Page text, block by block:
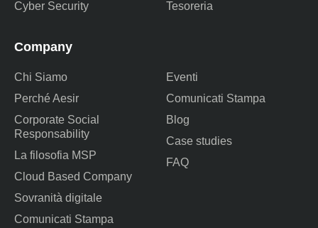
Cyber Security
Tesoreria
Company
Chi Siamo
Perché Aesir
Corporate Social
Responsability
La filosofia MSP
Cloud Based Company
Sovranità digitale
Comunicati Stampa
Eventi
Comunicati Stampa
Blog
Case studies
FAQ